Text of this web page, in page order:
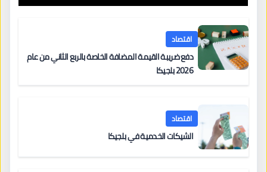
اقتصاد
دفع ضريبة القيمة المضافة الخاصة بالربع الثاني من عام
2026 بلجيكا
اقتصاد
الشيكات الخدمية في بلجيكا